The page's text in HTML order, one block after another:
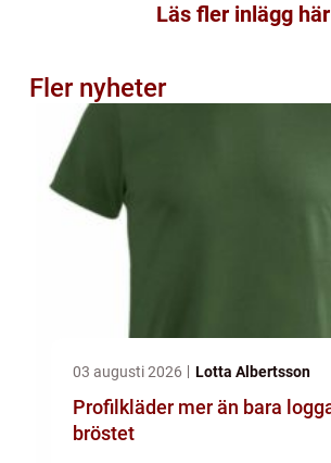
Läs fler inlägg här
Fler nyheter
03 augusti 2026 Lotta Albertsson
Profilkläder mer än bara logga på
bröstet